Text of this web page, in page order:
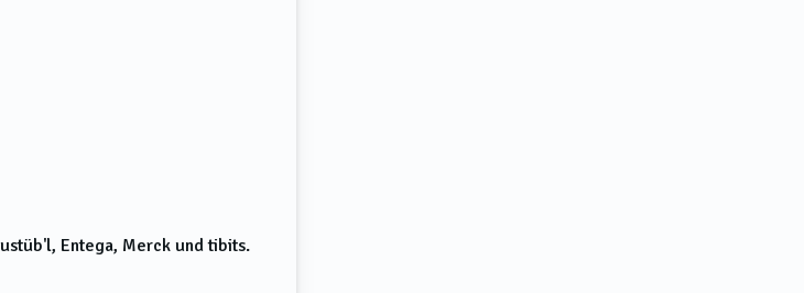
Entega, Merck und tibits.